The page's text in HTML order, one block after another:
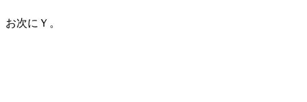
お次にＹ。